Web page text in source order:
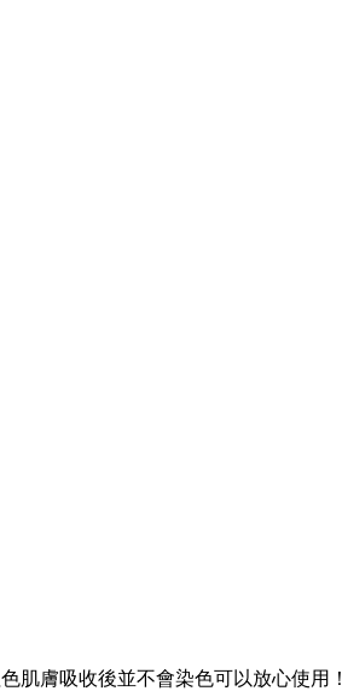
肌膚吸收後並不會染色可以放心使用！